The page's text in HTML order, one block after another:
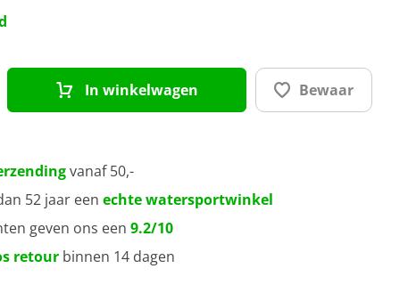
In winkelwagen Bewaar
vanaf 50,-
52 jaar een echte watersportwinkel
geven ons een 9.2/10
retourbinnen 14 dagen